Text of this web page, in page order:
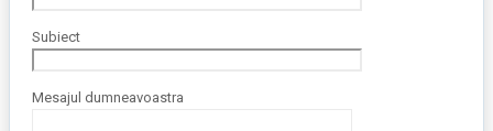
Subiect
Mesajul dumneavoastra